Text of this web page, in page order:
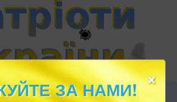
×
ЗА НАМИ!